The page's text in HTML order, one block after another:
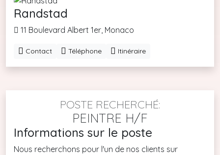
Randstad
11 Boulevard Albert 1er, Monaco
Contact Téléphone Itinéraire
POSTE RECHERCHÉ:
PEINTRE H/F
Informations sur le poste
Nous recherchons pour l'un de nos clients sur